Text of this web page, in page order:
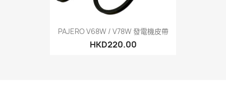
PAJERO V68W / V78W 發電機皮帶
HKD220.00